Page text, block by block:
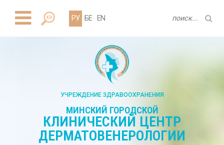
РУ БЕ EN
УЧРЕЖДЕНИЕ ЗДРАВООХРАНЕНИЯ
МИНСКИЙ ГОРОДСКОЙ
КЛИНИЧЕСКИЙ ЦЕНТР
ДЕРМАТОВЕНЕРОЛОГИИ